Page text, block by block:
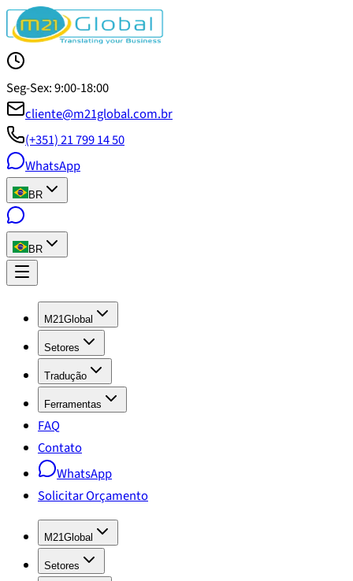
Seg-Sex: 9:00-18:00
cliente@m21global.com.br
(+351) 21 799 14 50
WhatsApp
BR
BR
M21Global
Setores
Tradução
Ferramentas
FAQ
Contato
WhatsApp
Solicitar Orçamento
M21Global
Setores